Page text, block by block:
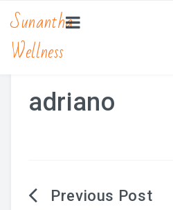
Sunantha
Wellness
adriano
Berichtnavigatie